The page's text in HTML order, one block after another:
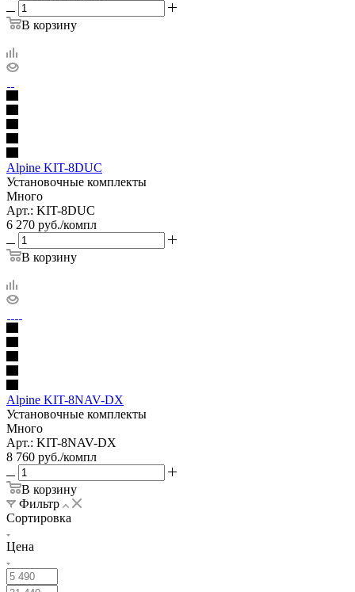
В корзину
Alpine KIT-8DUC
Установочные комплекты
Много
Арт.: KIT-8DUC
6 270 руб./компл
В корзину
Alpine KIT-8NAV-DX
Установочные комплекты
Много
Арт.: KIT-8NAV-DX
8 760 руб./компл
В корзину
Фильтр
Сортировка
Цена